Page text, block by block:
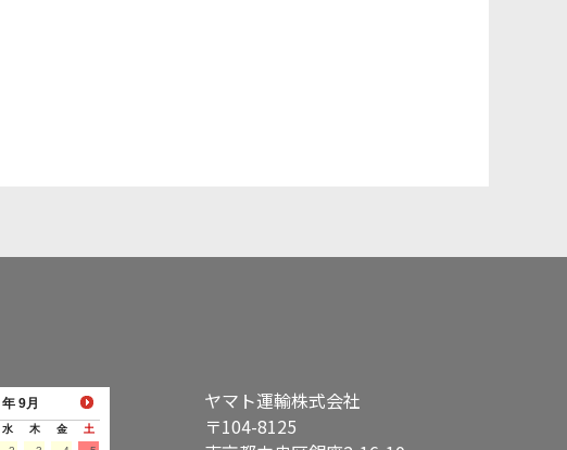
年 9月
水 木 金
土
ヤマト運輸株式会社
〒104-8125